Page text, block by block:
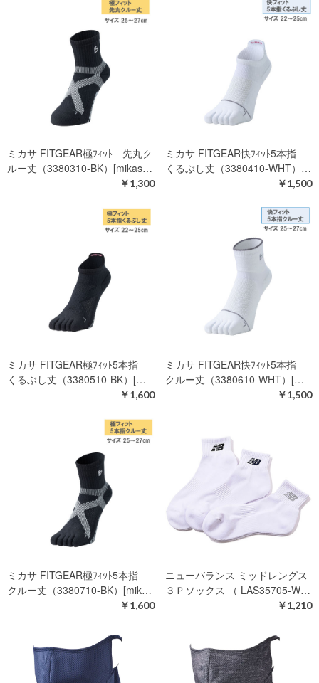
ミカサ FITGEAR極ﾌｨｯﾄ 先丸ク
ルー丈（3380310-BK）[mikas…
￥1,300
ミカサ FITGEAR快ﾌｨｯﾄ5本指
くるぶし丈（3380410-WHT）…
￥1,500
ミカサ FITGEAR極ﾌｨｯﾄ5本指
くるぶし丈（3380510-BK）[…
￥1,600
ミカサ FITGEAR快ﾌｨｯﾄ5本指
クルー丈（3380610-WHT）[…
￥1,500
ミカサ FITGEAR極ﾌｨｯﾄ5本指
クルー丈（3380710-BK）[mik…
￥1,600
ニューバランス ミッドレングス
３Ｐソックス （ LAS35705-W…
￥1,210